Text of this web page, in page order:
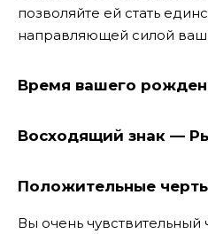
позволяйте ей стать
направляющей силой
Время вашего
Восходящий знак —
Положительные
Вы очень